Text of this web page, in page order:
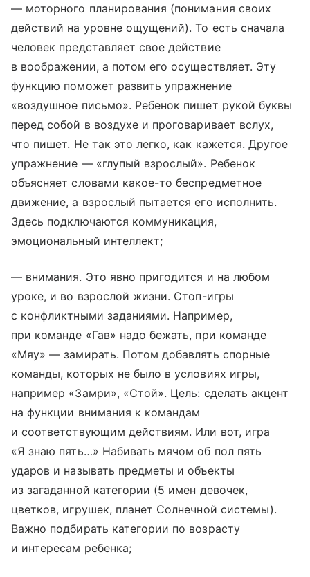
— моторного планирования (понимания своих
действий на уровне ощущений). То есть сначала
человек представляет свое действие
в воображении, а потом его осуществляет. Эту
функцию поможет развить упражнение
«воздушное письмо». Ребенок пишет рукой буквы
перед собой в воздухе и проговаривает вслух,
что пишет. Не так это легко, как кажется. Другое
упражнение — «глупый взрослый». Ребенок
объясняет словами какое-то беспредметное
движение, а взрослый пытается его исполнить.
Здесь подключаются коммуникация,
эмоциональный интеллект;
— внимания. Это явно пригодится и на любом
уроке, и во взрослой жизни. Стоп-игры
с конфликтными заданиями. Например,
при команде «Гав» надо бежать, при команде
«Мяу» — замирать. Потом добавлять спорные
команды, которых не было в условиях игры,
например «Замри», «Стой». Цель: сделать акцент
на функции внимания к командам
и соответствующим действиям. Или вот, игра
«Я знаю пять…» Набивать мячом об пол пять
ударов и называть предметы и объекты
из загаданной категории (5 имен девочек,
цветков, игрушек, планет Солнечной системы).
Важно подбирать категории по возрасту
и интересам ребенка;